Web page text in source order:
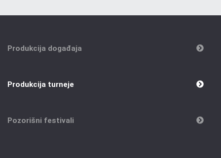
Produkcija događaja
Produkcija turneje
Pozorišni festivali